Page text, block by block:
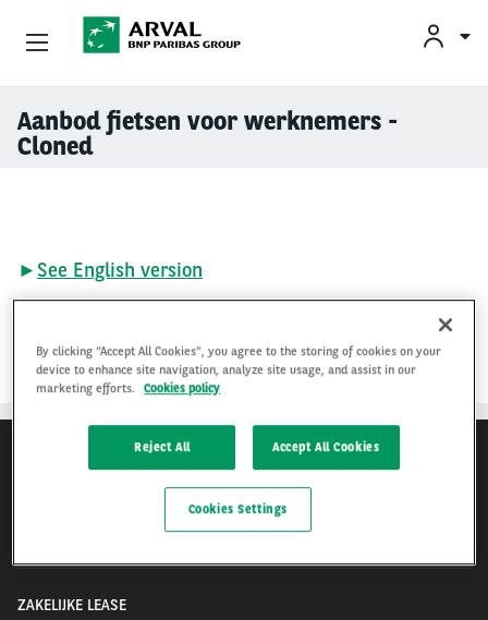
Overslaan en naar de inhoud gaan
Aanbod fietsen voor werknemers -
Cloned
► See English version
Arval.com
For the many journeys in life
ZAKELIJKE LEASE
Zakelijk Leasen
Occasions
Over Arval
By clicking “Accept All Cookies”, you agree to the storing of cookies on your
device to enhance site navigation, analyze site usage, and assist in our
marketing efforts.
Cookies policy
Reject All Accept All Cookies
Cookies Settings